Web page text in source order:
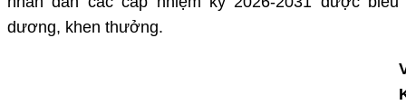
dương, khen thưởng.